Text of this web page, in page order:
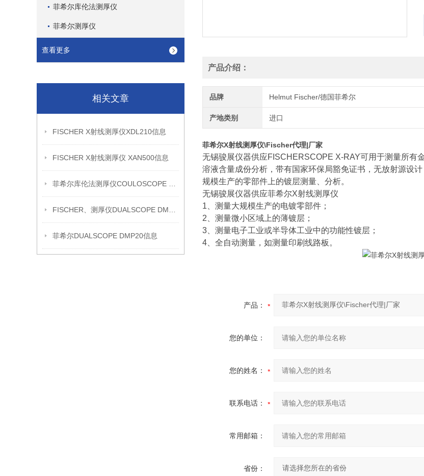
菲希尔库伦法测厚仪
菲希尔测厚仪
查看更多
相关文章
FISCHER X射线测厚仪XDL210信息
FISCHER X射线测厚仪 XAN500信息
菲希尔DUALSCOPE DMP20信息
产品介绍：
品牌 Helmut Fischer/德国菲希尔
产地类别 进口
菲希尔X射线测厚仪\Fischer代理|厂家
无锡骏展仪器供应FISCHERSCOPE X-RAY可用于测量所有
溶液含量成份分析，带有国家环保局豁免证书，无放射源设
规模生产的零部件上的镀层测量、分析。
无锡骏展仪器供应菲希尔X射线测厚仪
1、测量大规模生产的电镀零部件；
2、测量微小区域上的薄镀层；
3、测量电子工业或半导体工业中的功能性镀层；
4、全自动测量，如测量印刷线路板。
产品：
您的单位：
您的姓名：
联系电话：
常用邮箱：
省份：